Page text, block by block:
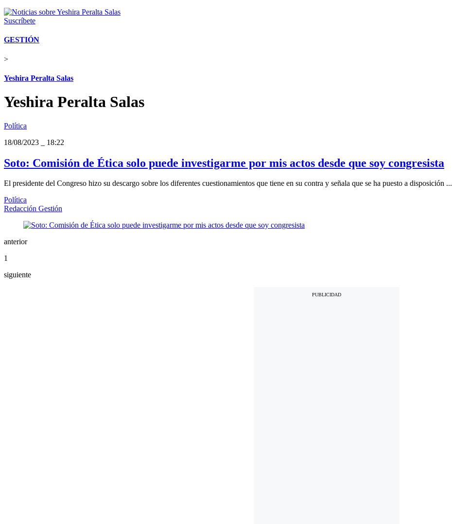
Suscríbete
GESTIÓN
>
Yeshira Peralta Salas
Yeshira Peralta Salas
Política
18/08/2023
18:22
Soto: Comisión de Ética solo puede investigarme por mis actos desde que soy congresista
El presidente del Congreso hizo su descargo sobre los diferentes cuestionamientos que tiene en su contra y señala que se ha puesto a disposición ...
Política
Redacción Gestión
anterior
1
siguiente